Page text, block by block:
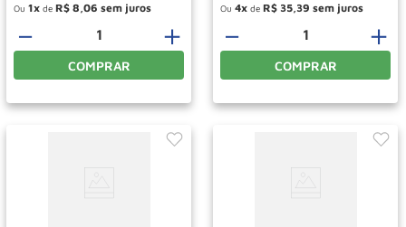
Ou 1 de R$ 8 06
＋
－
COMPRAR
Ou 4 de R$ 35 39
＋
－
COMPRAR